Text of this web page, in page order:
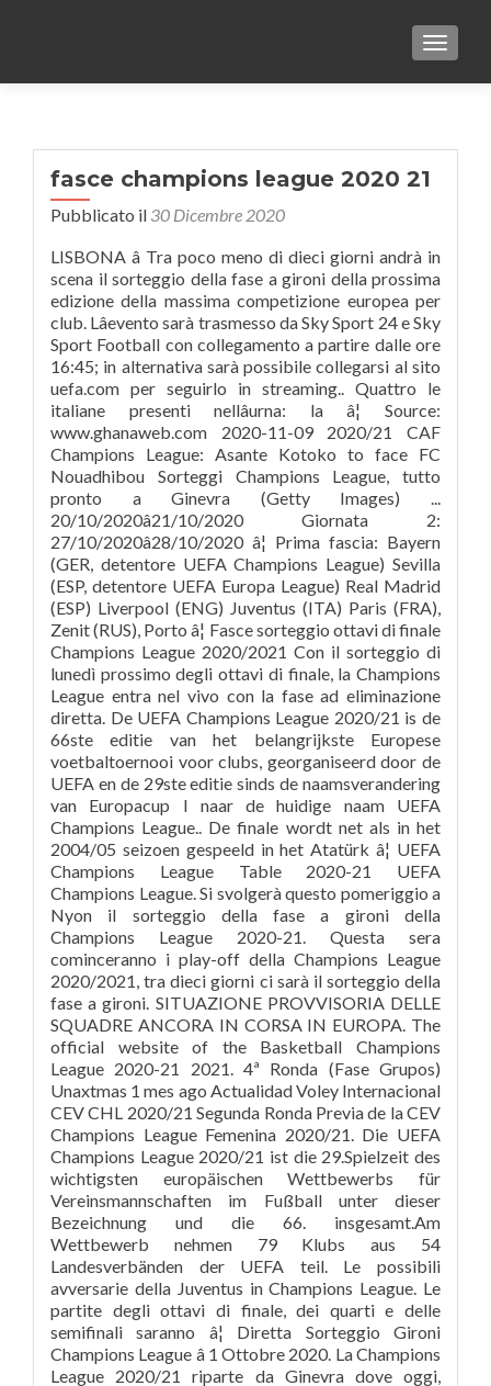
fasce champions league 2020 21
Pubblicato il 30 Dicembre 2020
LISBONA â Tra poco meno di dieci giorni andrà in
scena il sorteggio della fase a gironi della prossima
edizione della massima competizione europea per
club. Lâevento sarà trasmesso da Sky Sport 24 e Sky
Sport Football con collegamento a partire dalle ore
16:45; in alternativa sarà possibile collegarsi al sito
uefa.com per seguirlo in streaming.. Quattro le
italiane presenti nellâurna: la â¦ Source:
www.ghanaweb.com 2020-11-09 2020/21 CAF
Champions League: Asante Kotoko to face FC
Nouadhibou Sorteggi Champions League, tutto
pronto a Ginevra (Getty Images) ...
20/10/2020â21/10/2020 Giornata 2:
27/10/2020â28/10/2020 â¦ Prima fascia: Bayern
(GER, detentore UEFA Champions League) Sevilla
(ESP, detentore UEFA Europa League) Real Madrid
(ESP) Liverpool (ENG) Juventus (ITA) Paris (FRA),
Zenit (RUS), Porto â¦ Fasce sorteggio ottavi di finale
Champions League 2020/2021 Con il sorteggio di
lunedì prossimo degli ottavi di finale, la Champions
League entra nel vivo con la fase ad eliminazione
diretta. De UEFA Champions League 2020/21 is de
66ste editie van het belangrijkste Europese
voetbaltoernooi voor clubs, georganiseerd door de
UEFA en de 29ste editie sinds de naamsverandering
van Europacup I naar de huidige naam UEFA
Champions League.. De finale wordt net als in het
2004/05 seizoen gespeeld in het Atatürk â¦ UEFA
Champions League Table 2020-21 UEFA
Champions League. Si svolgerà questo pomeriggio a
Nyon il sorteggio della fase a gironi della
Champions League 2020-21. Questa sera
cominceranno i play-off della Champions League
2020/2021, tra dieci giorni ci sarà il sorteggio della
fase a gironi. SITUAZIONE PROVVISORIA DELLE
SQUADRE ANCORA IN CORSA IN EUROPA. The
official website of the Basketball Champions
League 2020-21 2021. 4ª Ronda (Fase Grupos)
Unaxtmas 1 mes ago Actualidad Voley Internacional
CEV CHL 2020/21 Segunda Ronda Previa de la CEV
Champions League Femenina 2020/21. Die UEFA
Champions League 2020/21 ist die 29.Spielzeit des
wichtigsten europäischen Wettbewerbs für
Vereinsmannschaften im Fußball unter dieser
Bezeichnung und die 66. insgesamt.Am
Wettbewerb nehmen 79 Klubs aus 54
Landesverbänden der UEFA teil. Le possibili
avversarie della Juventus in Champions League. Le
partite degli ottavi di finale, dei quarti e delle
semifinali saranno â¦ Diretta Sorteggio Gironi
Champions League â 1 Ottobre 2020. La Champions
League 2020/21 riparte da Ginevra dove oggi,